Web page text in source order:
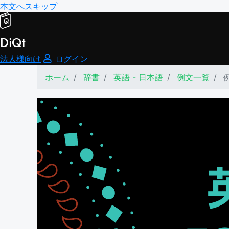
本文へスキップ
DiQt
法人様向け
ログイン
ホーム
辞書 英語 - 日本語 例文一覧